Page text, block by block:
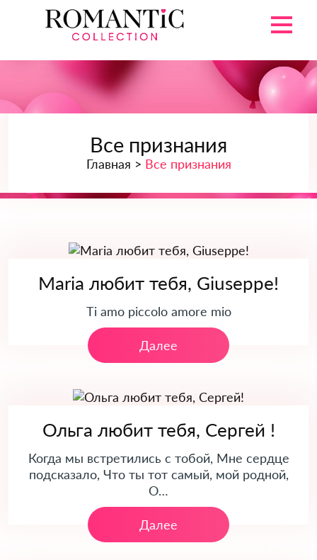
Все признания
Главная > Все признания
Maria любит тебя, Giuseppe!
Ti amo piccolo amore mio
Далее
Ольга любит тебя, Сергей !
Когда мы встретились с тобой, Мне сердце
подсказало, Что ты тот самый, мой родной,
О…
Далее